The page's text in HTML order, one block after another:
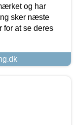
og har
sker næste
for at se deres